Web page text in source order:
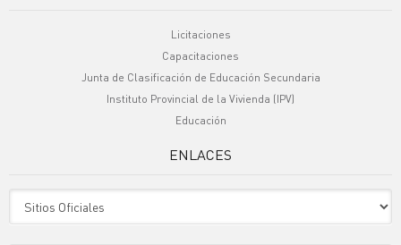
Licitaciones
Capacitaciones
Junta de Clasificación de Educación Secundaria
Instituto Provincial de la Vivienda (IPV)
Educación
ENLACES